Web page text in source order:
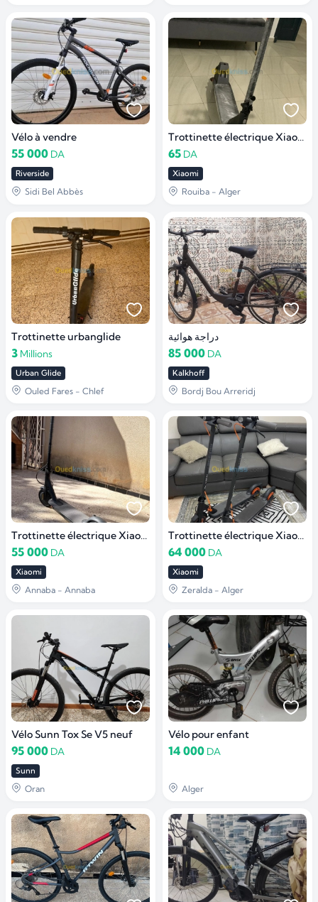
Vélo à vendre
55 000 DA
Riverside
Sidi Bel Abbès
Trottinette électrique Xiaomi lite 4
65 DA
Xiaomi
Rouiba - Alger
Trottinette urbanglide
3 Millions
Urban Glide
Ouled Fares - Chlef
دراجة هوائية
85 000 DA
Kalkhoff
Bordj Bou Arreridj
Trottinette électrique Xiaomi essential
55 000 DA
Xiaomi
Annaba - Annaba
Trottinette électrique Xiaomi 4 GO
64 000 DA
Xiaomi
Zeralda - Alger
Vélo Sunn Tox Se V5 neuf
95 000 DA
Sunn
Oran
Vélo pour enfant
14 000 DA
Alger